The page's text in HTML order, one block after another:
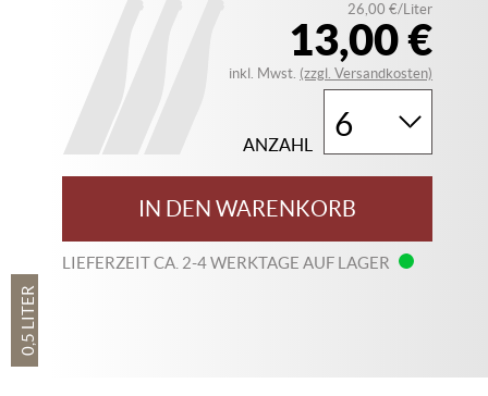
0,5 LITER
13,00 €
26,00 €/Liter
inkl. Mwst. (zzgl. Versandkosten)
ANZAHL
IN DEN WARENKORB
LIEFERZEIT CA. 2-4 WERKTAGE AUF LAGER